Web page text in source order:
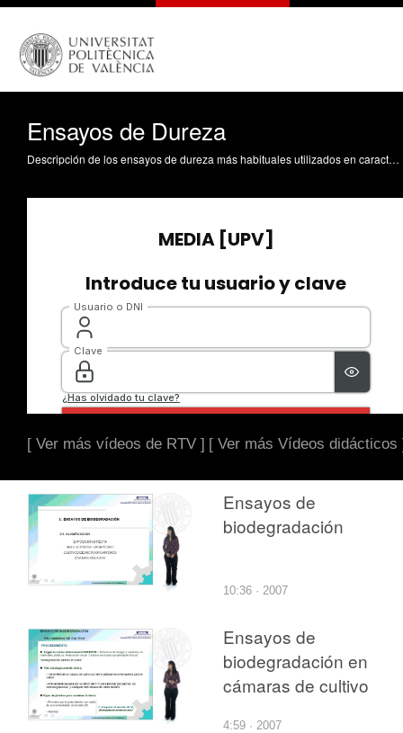
Ensayos de Dureza
Descripción de los ensayos de dureza más habituales utilizados en caracterización de materiales: Rockwell, Brinell, Vickers y Knoop Busquets Mataix, DJ. (2008). Ensayos de Dureza. https://riunet.upv.es/handle/10251/1276
[ Ver más vídeos de RTV ] [ Ver más Vídeos didácticos
Ensayos de
biodegradación
10:36 · 2007
Ensayos de
biodegradación en
cámaras de cultivo
4:59 · 2007